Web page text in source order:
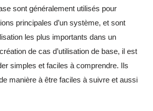
sont généralement utilisés pour
principales d’un système, et sont
les plus importants dans un
de cas d’utilisation de base, il est
simples et faciles à comprendre. Ils
manière à être faciles à suivre et aussi